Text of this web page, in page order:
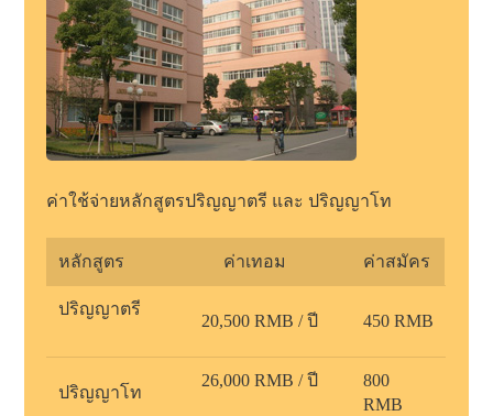
ค่าใช้จ่ายหลักสูตรปริญญาตรี และ ปริญญาโท
หลักสูตร ค่าเทอม ค่าสมัคร
ปริญญาตรี
20,500 RMB / ปี 450 RMB
ปริญญาโท
26,000 RMB / ปี
800
RMB